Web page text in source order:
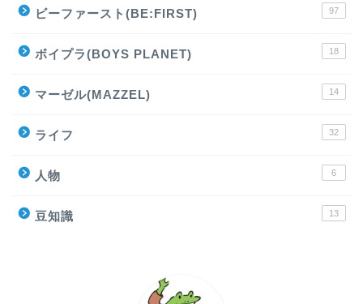
ビーファースト(BE:FIRST) 97
ボイプラ(BOYS PLANET) 18
マーゼル(MAZZEL) 14
ライフ 32
人物 6
豆知識 13